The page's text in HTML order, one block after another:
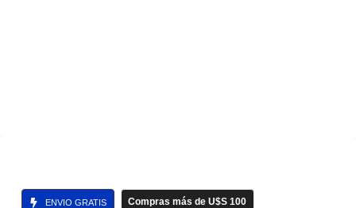
ENVIO GRATIS Compras más de U$S 100